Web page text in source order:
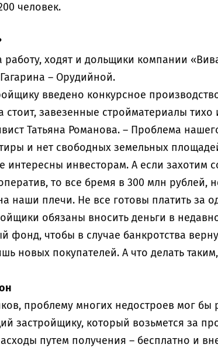
человек.
работу, ходят и дольщики компании
– Орудийной.
введено конкурсное
стоит, завезенные стройматериалы тихо
Татьяна Романова. – Проблема
и нет свободных земельных
интересны инвесторам. А если захотим
то все бремя в 300 млн рублей,
наши плечи. Не все готовы платить за
обязаны вносить деньги в
фонд, чтобы в случае банкротства
новых покупателей. А что делать
проблему многих недостроев мог бы
застройщику, который возьмется за
путем получения – бесплатно и